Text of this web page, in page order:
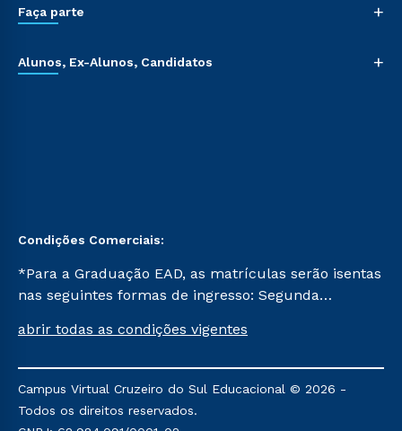
Faça parte +
Alunos, Ex-Alunos, Candidatos +
Condições Comerciais:
*Para a Graduação EAD, as matrículas serão isentas
nas seguintes formas de ingresso: Segunda
Já para as demais, a taxa de matrícula será de R$
mencionadas são referentes aos cursos: Ensino
Religioso, Geografia para a Docência e Metodologia
do Ensino de História: Questões Atuais.
abrir todas as condições vigentes
Campus Virtual Cruzeiro do Sul Educacional © 2026 -
Todos os direitos reservados.